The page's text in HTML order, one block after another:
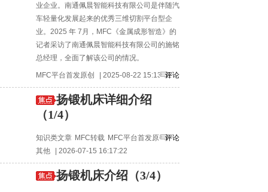
业企业。南通佩晨智能科技有限公司是伴随汽
车轻量化发展起来的优秀三维切割平台型企
业。2025 年 7月，MFC《金属成形智造》的
记者采访了南通佩晨智能科技有限公司的施铭
总经理，全面了解该公司的情况。
MFC平台首发原创 | 2025-08-22 15:13:51评论
扬锻机床详细介绍
（1/4）
知识类文章 MFC转载 MFC平台首发原创
其他
| 2026-07-15 16:17:22
评论
扬锻机床介绍（3/4）